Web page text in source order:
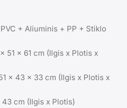
+ Aliuminis + PP + Stiklo
51 x 61 cm (Ilgis x Plotis x
x 43 x 33 cm (Ilgis x Plotis x
cm (Ilgis x Plotis)